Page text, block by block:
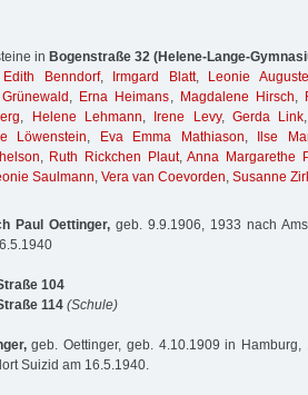
in Bogenstraße 32 (Helene-Lange-
Edith Benndorf, Irmgard Blatt,
Leonie
, Erna Heimans, Magdalene Hirsch,
, Helene Lehmann, Irene Levy, Gerda Link
Löwenstein, Eva Emma Mathiason,
Ilse
, Ruth Rickchen Plaut,Anna Margarethe
Saulmann, Vera van Coevorden, Susanne
Paul Oettinger, geb. 9.9.1906, 1933 nach
104
114 (Schule)
geb. Oettinger, geb. 4.10.1909 in Hamburg,
Suizid am 16.5.1940.